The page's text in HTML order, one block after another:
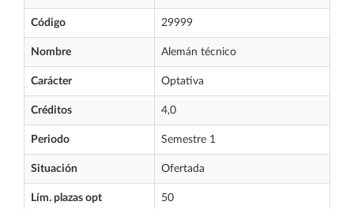
Código 29999
Nombre Alemán técnico
Carácter Optativa
Créditos 4,0
Periodo Semestre 1
Situación Ofertada
Lím. plazas opt 50